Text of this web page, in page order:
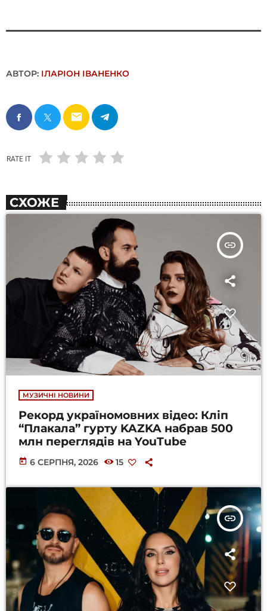
АВТОР: ІЛАРІОН ІВАНЕНКО
email
RATE IT
СХОЖЕ
insert_link
МУЗИЧНІ НОВИНИ
Рекорд україномовних відео: Кліп
“Плакала” гурту KAZKA набрав 500
млн переглядів на YouTube
today 6 СЕРПНЯ, 2026 15
insert_link